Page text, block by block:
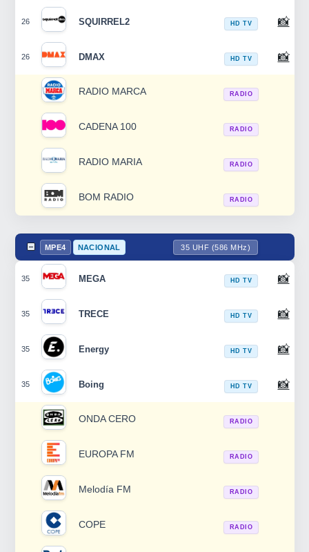
26 SQUIRREL2 HD TV 📸
26 DMAX HD TV 📸
RADIO MARCA RADIO
CADENA 100 RADIO
RADIO MARIA RADIO
BOM RADIO RADIO
MPE4 NACIONAL 35 UHF (586 MHz)
35 MEGA HD TV 📸
35 TRECE HD TV 📸
35 Energy HD TV 📸
35 Boing HD TV 📸
ONDA CERO RADIO
EUROPA FM RADIO
Melodía FM RADIO
COPE RADIO